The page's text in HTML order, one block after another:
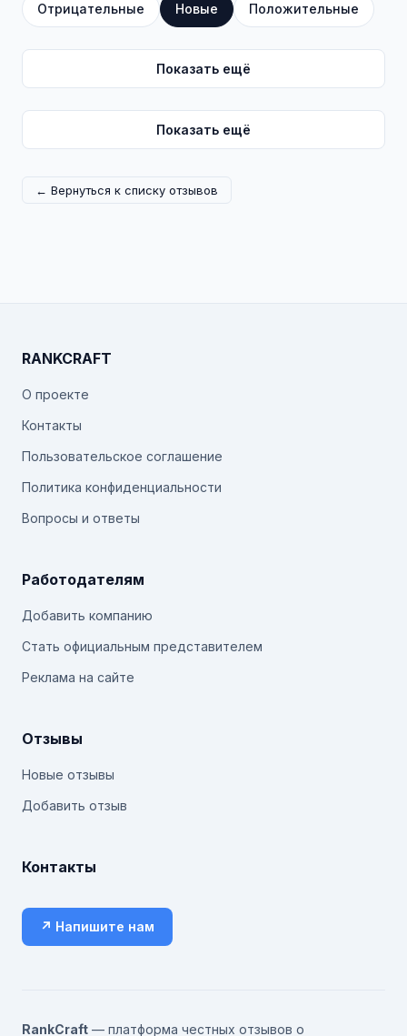
Отрицательные Новые Положительные
Показать ещё
Показать ещё
← Вернуться к списку отзывов
RANKCRAFT
О проекте
Контакты
Пользовательское соглашение
Политика конфиденциальности
Вопросы и ответы
Работодателям
Добавить компанию
Стать официальным представителем
Реклама на сайте
Отзывы
Новые отзывы
Добавить отзыв
Контакты
↗ Напишите нам
RankCraft — платформа честных отзывов о